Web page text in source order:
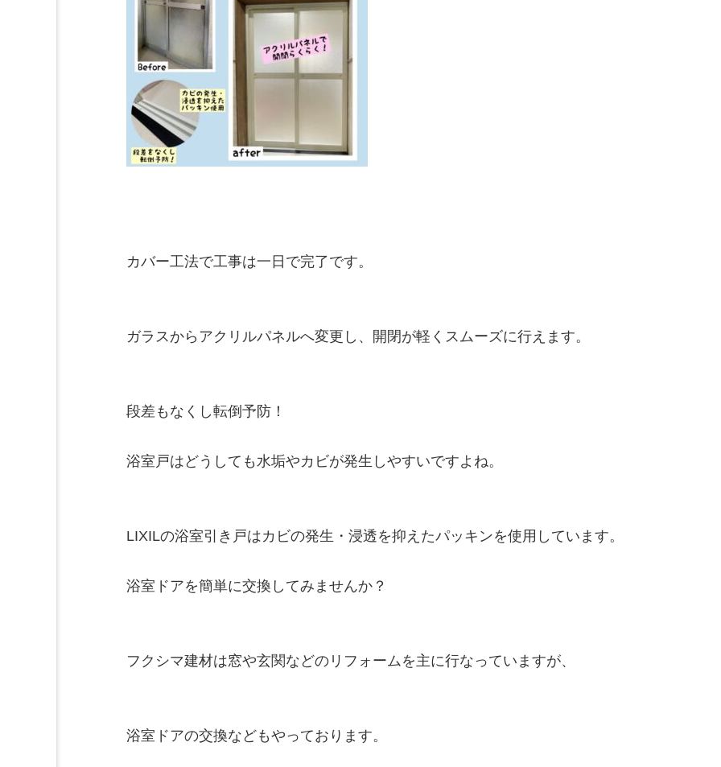
カバー工法で工事は一日で完了です。
ガラスからアクリルパネルへ変更し、開閉が軽くスムーズに行えます。
段差もなくし転倒予防！
浴室戸はどうしても水垢やカビが発生しやすいですよね。
LIXILの浴室引き戸はカビの発生・浸透を抑えたパッキンを使用しています。
浴室ドアを簡単に交換してみませんか？
フクシマ建材は窓や玄関などのリフォームを主に行なっていますが、
浴室ドアの交換などもやっております。